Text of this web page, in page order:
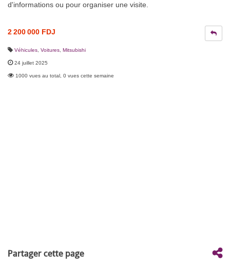
d'informations ou pour organiser une visite.
2 200 000 FDJ
Véhicules Voitures Mitsubishi
24 juillet 2025
1000 vues au total, 0 vues cette semaine
Partager cette page